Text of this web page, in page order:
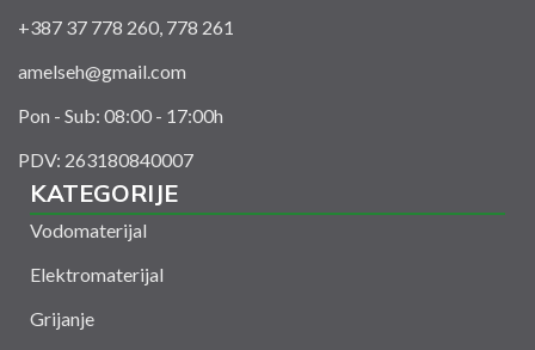
+387 37 778 260, 778 261
amelseh@gmail.com
Pon - Sub: 08:00 - 17:00h
PDV: 263180840007
KATEGORIJE
Vodomaterijal
Elektromaterijal
Grijanje